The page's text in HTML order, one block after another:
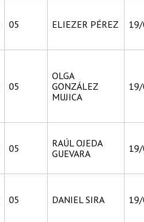
05 ELIEZER PÉREZ
05
OLGA
GONZÁLEZ
MUJICA
05
RAÚL OJEDA
GUEVARA
05 DANIEL SIRA